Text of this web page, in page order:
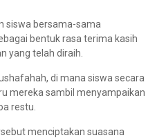
siswa bersama-sama
bentuk rasa terima kasih
yang telah diraih.
di mana siswa secara
mereka sambil menyampaikan
restu.
menciptakan suasana